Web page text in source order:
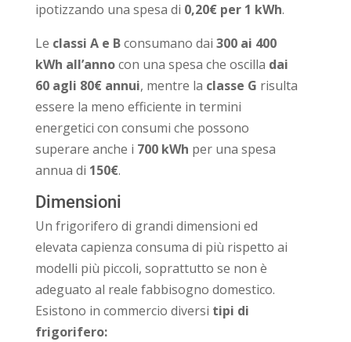
ipotizzando una spesa di 0,20€ per 1 kWh.
Le classi A e Bconsumano dai 300 ai 400
kWh all’annocon una spesa che oscilla dai
60 agli 80€ annui, mentre la classe G risulta
essere la meno efficiente in termini
energetici con consumi che possono
superare anche i 700 kWh per una spesa
annua di 150€.
Dimensioni
Un frigorifero di grandi dimensioni ed
elevata capienza consuma di più rispetto ai
modelli più piccoli, soprattutto se non è
adeguato al reale fabbisogno domestico.
Esistono in commercio diversi tipi di
frigorifero: